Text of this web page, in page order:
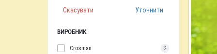
Скасувати Уточнити
ВИРОБНИК
Crosman
2